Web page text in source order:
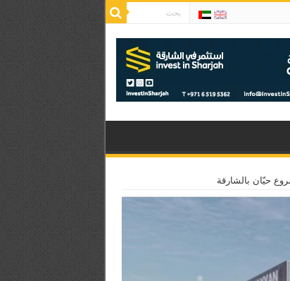
حيّان بالشارقة